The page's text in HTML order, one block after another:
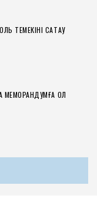
ТЕМЕКІНІ САҚТАУ
ҚОЛ